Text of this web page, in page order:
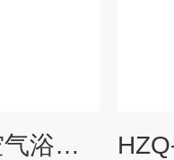
JDC-2D双层冷冻空气浴恒温摇床